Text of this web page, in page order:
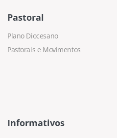
Pastoral
Plano Diocesano
Pastorais e Movimentos
Informativos